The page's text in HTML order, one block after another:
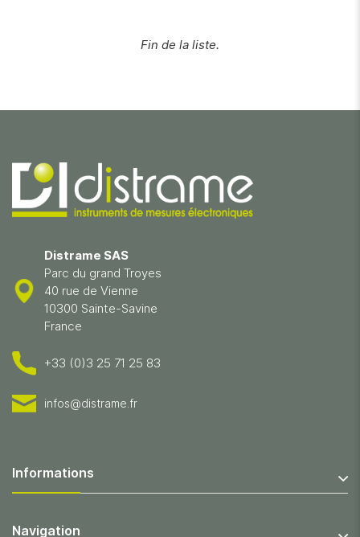
Fin de la liste.
Distrame SAS
Parc du grand Troyes
40 rue de Vienne
10300 Sainte-Savine
France
+33 (0)3 25 71 25 83
infos@distrame.fr
Informations
Navigation